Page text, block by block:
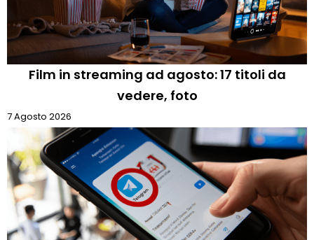
Film in streaming ad agosto: 17 titoli da
vedere, foto
7 Agosto 2026